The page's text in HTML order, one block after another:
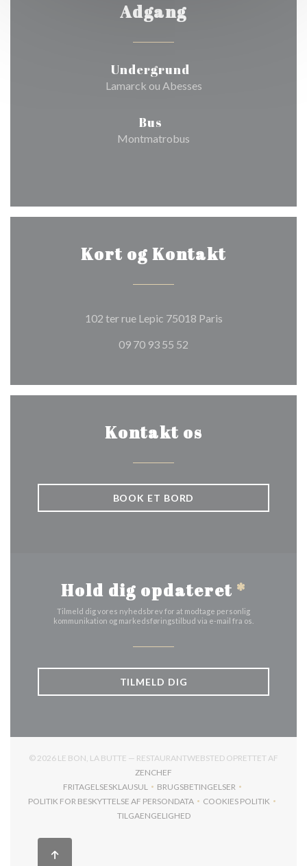
Adgang
Undergrund
Lamarck ou Abesses
Bus
Montmatrobus
Kort og Kontakt
102 ter rue Lepic 75018 Paris((åbner i et nyt
09 70 93 55 52
Kontakt os
BOOK ET BORD
Hold dig opdateret *
Tilmeld dig vores nyhedsbrev for at modtage personlig
kommunikation og markedsføringstilbud via e-mail fra os.
TILMELD DIG
© 2026 LE BON, LA BUTTE — RESTAURANTWEBSTED OPRETTET AF
ZENCHEF
FRITAGELSESKLAUSUL
((ÅBNER I ET NYT VINDUE))
BRUGSBETINGELSER
((ÅBNER I ET NYT VINDUE))
POLITIK FOR BESKYTTELSE AF PERSONDATA
((ÅBNER I ET NYT VINDUE))
COOKIES POLITIK
((ÅBNER I ET
TILGAENGELIGHED
((ÅBNER I ET NYT VINDUE))